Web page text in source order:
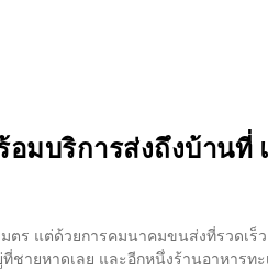
อมบริการส่งถึงบ้าน
มตร แต่ด้วยการคมนาคมขนส่งที่รวดเ
ชายหาดเลย และอีกหนึ่งร้านอาหารท